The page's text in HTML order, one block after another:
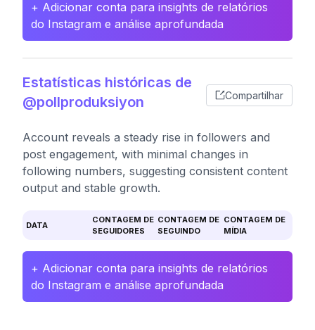
+ Adicionar conta para insights de relatórios
do Instagram e análise aprofundada
Estatísticas históricas de
@pollproduksiyon
Compartilhar
Account reveals a steady rise in followers and
post engagement, with minimal changes in
following numbers, suggesting consistent content
output and stable growth.
DATA
CONTAGEM DE
SEGUIDORES
CONTAGEM DE
SEGUINDO
CONTAGEM DE
MÍDIA
+ Adicionar conta para insights de relatórios
do Instagram e análise aprofundada